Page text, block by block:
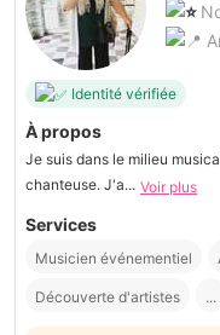
Identité vérifiée
À propos
Je suis dans le milieu
chanteuse. J'a... Voir plus
Services
Musicien événementiel
Découverte d'artistes ...